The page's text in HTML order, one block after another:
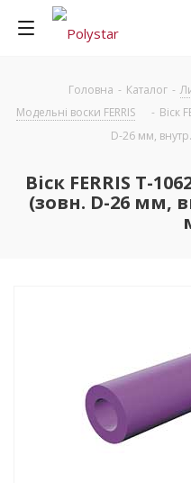
Головна - Каталог -
Модельні воски FERRIS
- Віск
D-26 мм,
Віск FERRIS T-
(зовн. D-26 мм,